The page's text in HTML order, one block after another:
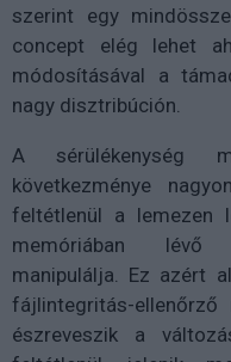
szerint egy
concept elég lehet
módosításával a
nagy disztribúción.
A sérülékenység
következménye
feltétlenül a lemezen
memóriában lévő
manipulálja. Ez azért
fájlintegritás-
észreveszik a